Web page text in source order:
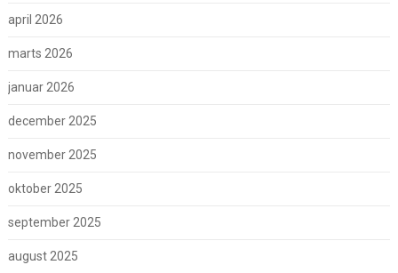
april 2026
marts 2026
januar 2026
december 2025
november 2025
oktober 2025
september 2025
august 2025